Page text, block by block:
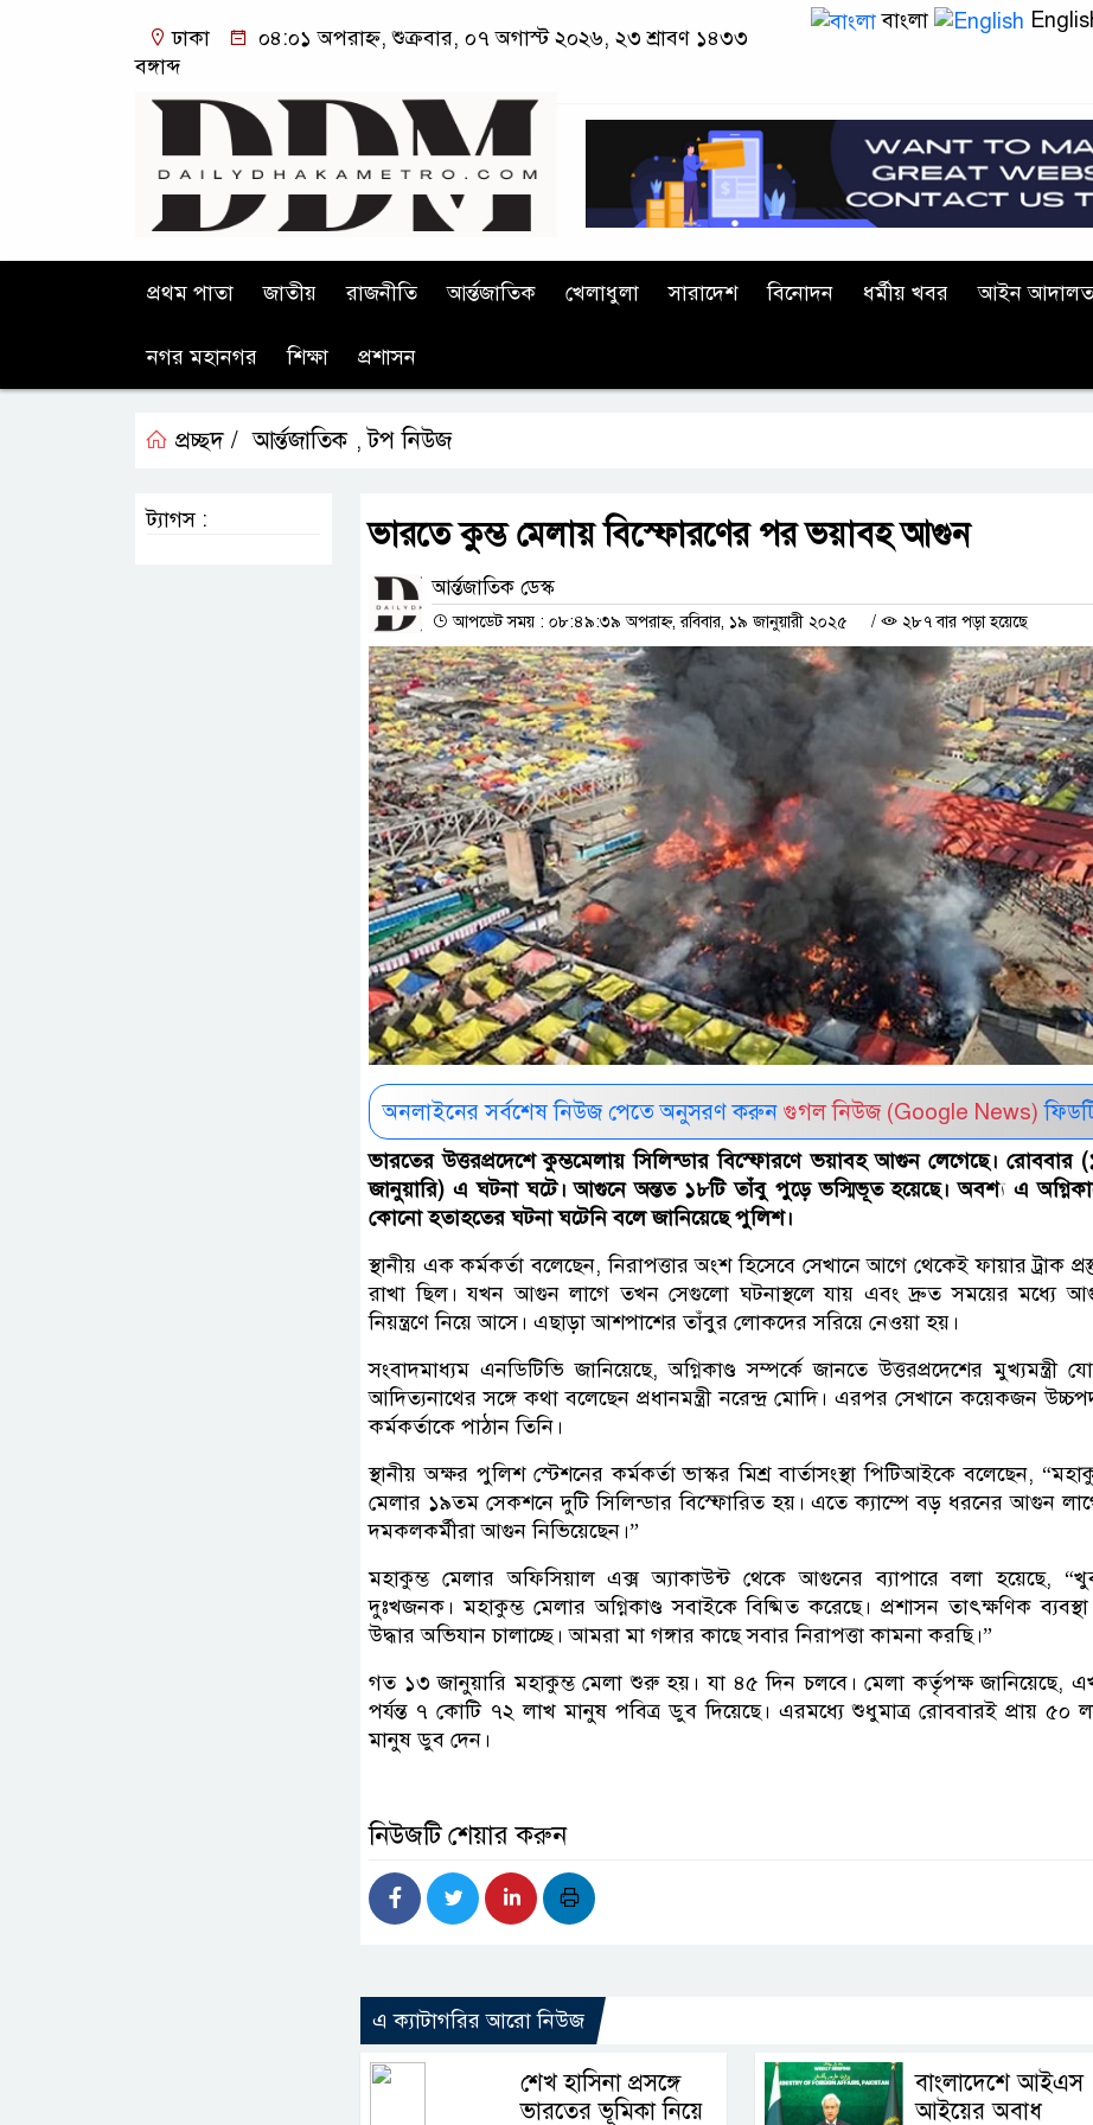
ঢাকা
০৪:০১ অপরাহ্ন, শুক্রবার, ০৭ অগাস্ট ২০২৬, ২৩ শ্রাবণ ১৪৩৩
বঙ্গাব্দ
বাংলা
প্রথম পাতা জাতীয় রাজনীতি আর্ন্তজাতিক খেলাধুলা সারাদেশ বিনোদন ধর্মীয় খবর আইন আদালত
নগর মহানগর শিক্ষা প্রশাসন
প্রচ্ছদ / আর্ন্তজাতিক ,টপ নিউজ
ভারতে কুম্ভ মেলায় বিস্ফোরণের পর ভয়াবহ আগুন
আর্ন্তজাতিক ডেস্ক
আপডেট সময় : ০৮:৪৯:৩৯ অপরাহ্ন, রবিবার, ১৯ জানুয়ারী ২০২৫ / ২৮৭ বার পড়া হয়েছে
অনলাইনের সর্বশেষ নিউজ পেতে অনুসরণ করুন গুগল নিউজ (Google News)
ভারতের উত্তরপ্রদেশে কুম্ভমেলায় সিলিন্ডার বিস্ফোরণে ভয়াবহ আগুন লেগেছে। রোববার
জানুয়ারি) এ ঘটনা ঘটে। আগুনে অন্তত ১৮টি তাঁবু পুড়ে ভস্মিভূত হয়েছে। অবশ্য এ
কোনো হতাহতের ঘটনা ঘটেনি বলে জানিয়েছে পুলিশ।
স্থানীয় এক কর্মকর্তা বলেছেন, নিরাপত্তার অংশ হিসেবে সেখানে আগে থেকেই ফায়ার ট্রাক
রাখা ছিল। যখন আগুন লাগে তখন সেগুলো ঘটনাস্থলে যায় এবং দ্রুত সময়ের মধ্যে
নিয়ন্ত্রণে নিয়ে আসে। এছাড়া আশপাশের তাঁবুর লোকদের সরিয়ে নেওয়া হয়।
সংবাদমাধ্যম এনডিটিভি জানিয়েছে, অগ্নিকাণ্ড সম্পর্কে জানতে উত্তরপ্রদেশের মুখ্যমন্ত্রী
আদিত্যনাথের সঙ্গে কথা বলেছেন প্রধানমন্ত্রী নরেন্দ্র মোদি। এরপর সেখানে কয়েকজন
কর্মকর্তাকে পাঠান তিনি।
স্থানীয় অক্ষর পুলিশ স্টেশনের কর্মকর্তা ভাস্কর মিশ্র বার্তাসংস্থা পিটিআইকে বলেছেন,
মেলার ১৯তম সেকশনে দুটি সিলিন্ডার বিস্ফোরিত হয়। এতে ক্যাম্পে বড় ধরনের আগুন
দমকলকর্মীরা আগুন নিভিয়েছেন।”
মহাকুম্ভ মেলার অফিসিয়াল এক্স অ্যাকাউন্ট থেকে আগুনের ব্যাপারে বলা হয়েছে,
দুঃখজনক। মহাকুম্ভ মেলার অগ্নিকাণ্ড সবাইকে বিষ্মিত করেছে। প্রশাসন তাৎক্ষণিক
উদ্ধার অভিযান চালাচ্ছে। আমরা মা গঙ্গার কাছে সবার নিরাপত্তা কামনা করছি।”
গত ১৩ জানুয়ারি মহাকুম্ভ মেলা শুরু হয়। যা ৪৫ দিন চলবে। মেলা কর্তৃপক্ষ জানিয়েছে,
পর্যন্ত ৭ কোটি ৭২ লাখ মানুষ পবিত্র ডুব দিয়েছে। এরমধ্যে শুধুমাত্র রোববারই প্রায় ৫০
মানুষ ডুব দেন।
নিউজটি শেয়ার করুন
এ ক্যাটাগরির আরো নিউজ
শেখ হাসিনা প্রসঙ্গে
ভারতের ভূমিকা নিয়ে
বাংলাদেশে আইএস
আইয়ের অবাধ
ট্যাগস :